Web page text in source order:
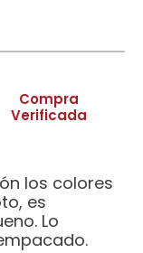
Compra
Verificada
los colores
es
Lo